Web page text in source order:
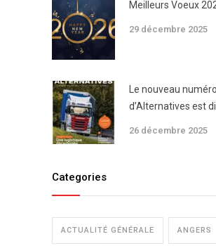
Meilleurs Voeux
29 décembre 2025
Le nouveau numéro
d’Alternatives est
26 décembre 2025
Categories
ACTUALITÉ GÉNÉRALE ANGERS